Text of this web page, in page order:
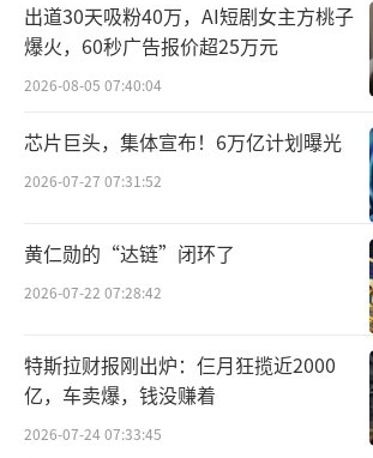
出道30天吸粉40万，AI短剧女主方桃子
爆火，60秒广告报价超25万元
2026-08-05 07:40:04
芯片巨头，集体宣布！6万亿计划曝光
2026-07-27 07:31:52
黄仁勋的“达链”闭环了
2026-07-22 07:28:42
特斯拉财报刚出炉：仨月狂揽近2000
亿，车卖爆，钱没赚着
2026-07-24 07:33:45